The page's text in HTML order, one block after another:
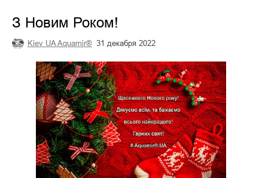
З Новим Роком!
Kiev UA Aquamir® 31 декабря 2022